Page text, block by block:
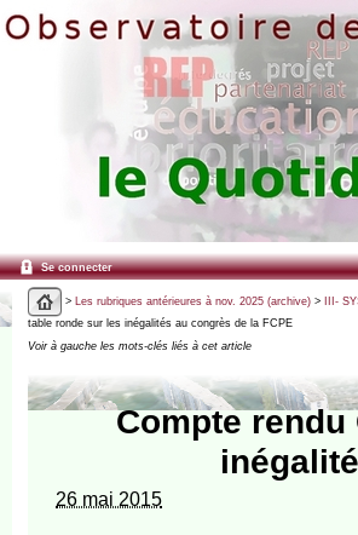
Se connecter
> Les rubriques antérieures à nov. 2025 (archive)>
III-
table ronde sur les inégalités au congrès de la FCPE
Voir à gauche les mots-clés liés à cet article
Compte rendu
26 mai 2015